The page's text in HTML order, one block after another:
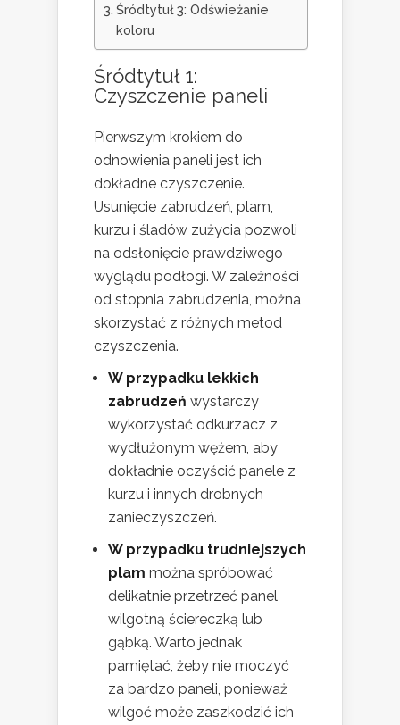
Śródtytuł 3: Odświeżanie
koloru
Śródtytuł 1:
Czyszczenie paneli
Pierwszym krokiem do
odnowienia paneli jest ich
dokładne czyszczenie.
Usunięcie zabrudzeń, plam,
kurzu i śladów zużycia pozwoli
na odsłonięcie prawdziwego
wyglądu podłogi. W zależności
od stopnia zabrudzenia, można
skorzystać z różnych metod
czyszczenia.
W przypadku lekkich
zabrudzeń wystarczy
wykorzystać odkurzacz z
wydłużonym wężem, aby
dokładnie oczyścić panele z
kurzu i innych drobnych
zanieczyszczeń.
W przypadku trudniejszych
plam można spróbować
delikatnie przetrzeć panel
wilgotną ściereczką lub
gąbką. Warto jednak
pamiętać, żeby nie moczyć
za bardzo paneli, ponieważ
wilgoć może zaszkodzić ich